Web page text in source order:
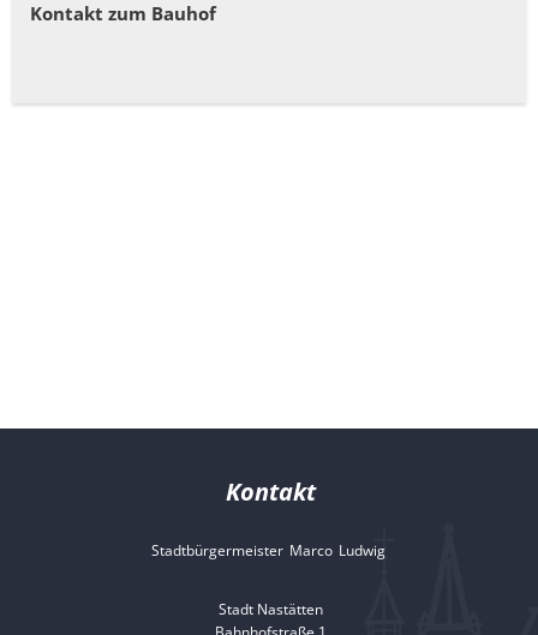
Kontakt zum Bauhof
Kontakt
Stadtbürgermeister Marco Ludwig
Stadt Nastätten